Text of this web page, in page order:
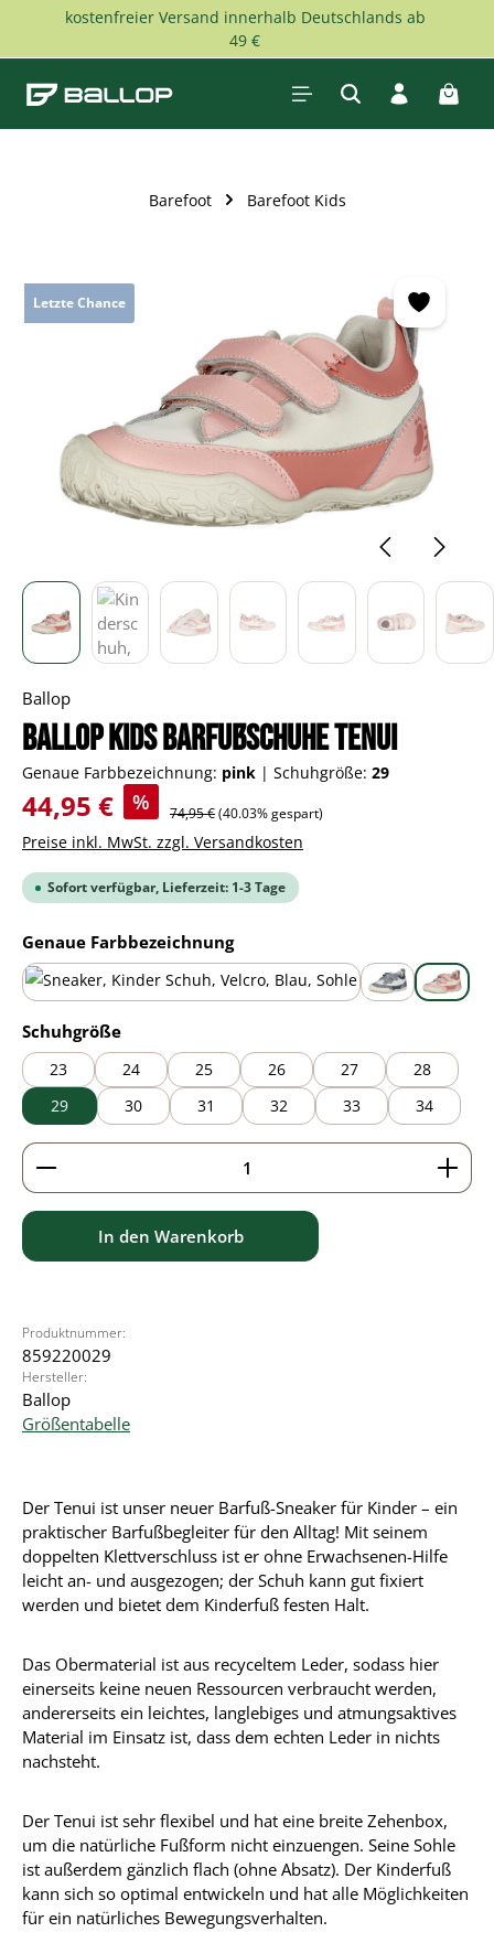
Zum Hauptinhalt springen
kostenfreier Versand innerhalb Deutschlands ab
49 €
Barefoot Barefoot Kids
Letzte Chance
Ballop
BALLOP Kids Barfußschuhe Tenui
Genaue Farbbezeichnung: pink | Schuhgröße: 29
Verkaufspreis:
44,95 € % Regulärer Preis:
74,95 €(40.03% gespart)
Preise inkl. MwSt. zzgl. Versandkosten
Sofort verfügbar, Lieferzeit: 1-3 Tage
Genaue Farbbezeichnungauswählen
blue grey pink
Schuhgrößeauswählen
23 24 25 26 27
28
29
30 31 32 33 34
Produkt Anzahl: Gib den gewünschten Wert ein
In den Warenkorb
Produktnummer:
859220029
Hersteller:
Ballop
Größentabelle
Der Tenui ist unser neuer Barfuß-Sneaker für Kinder – ein
praktischer Barfußbegleiter für den Alltag! Mit seinem
doppelten Klettverschluss ist er ohne Erwachsenen-Hilfe
leicht an- und ausgezogen; der Schuh kann gut fixiert
werden und bietet dem Kinderfuß festen Halt.
Das Obermaterial ist aus recyceltem Leder, sodass hier
einerseits keine neuen Ressourcen verbraucht werden,
andererseits ein leichtes, langlebiges und atmungsaktives
Material im Einsatz ist, dass dem echten Leder in nichts
nachsteht.
Der Tenui ist sehr flexibel und hat eine breite Zehenbox,
um die natürliche Fußform nicht einzuengen. Seine Sohle
ist außerdem gänzlich flach (ohne Absatz). Der Kinderfuß
kann sich so optimal entwickeln und hat alle Möglichkeiten
für ein natürliches Bewegungsverhalten.